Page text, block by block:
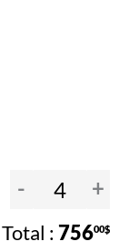
- +
75600$